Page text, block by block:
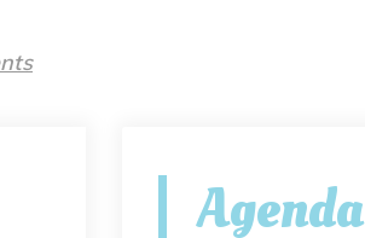
Agenda